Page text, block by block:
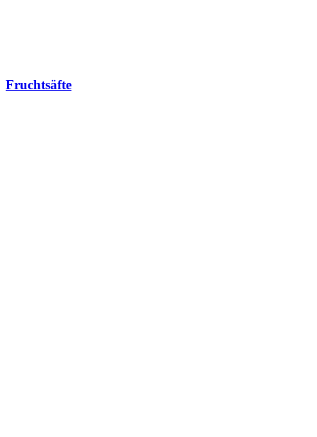
Fruchtsäfte